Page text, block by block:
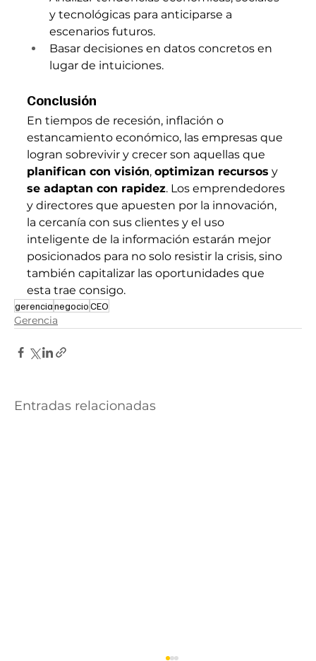
y tecnológicas para anticiparse a
escenarios futuros.
Basar decisiones en datos concretos en
lugar de intuiciones.
Conclusión
En tiempos de recesión, inflación o
estancamiento económico, las empresas que
logran sobrevivir y crecer son aquellas que
planifican con visión, optimizan recursos y
se adaptan con rapidez. Los emprendedores
y directores que apuesten por la innovación,
la cercanía con sus clientes y el uso
inteligente de la información estarán mejor
posicionados para no solo resistir la crisis, sino
también capitalizar las oportunidades que
esta trae consigo.
gerencianegocioCEO
Gerencia
Entradas relacionadas